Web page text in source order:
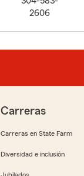
2606
Carreras
Carreras en State Farm
Diversidad e inclusión